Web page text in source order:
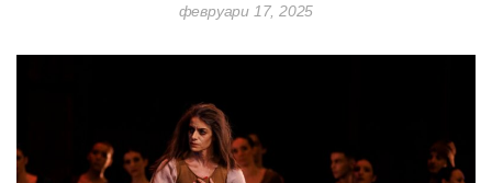
февруари 17, 2025